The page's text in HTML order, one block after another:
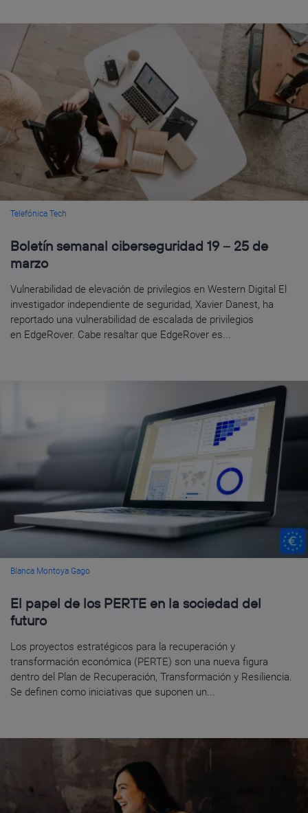
Telefónica Tech
Boletín semanal ciberseguridad 19 – 25 de
marzo
Vulnerabilidad de elevación de privilegios en Western Digital El
investigador independiente de seguridad, Xavier Danest, ha
reportado una vulnerabilidad de escalada de privilegios
en EdgeRover. Cabe resaltar que EdgeRover es...
Blanca Montoya Gago
El papel de los PERTE en la sociedad del
futuro
Los proyectos estratégicos para la recuperación y
transformación económica (PERTE) son una nueva figura
dentro del Plan de Recuperación, Transformación y Resiliencia.
Se definen como iniciativas que suponen un...